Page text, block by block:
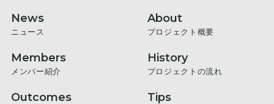
News
ニュース
About
プロジェクト概要
Members
メンバー紹介
History
プロジェクトの流れ
Outcomes Tips